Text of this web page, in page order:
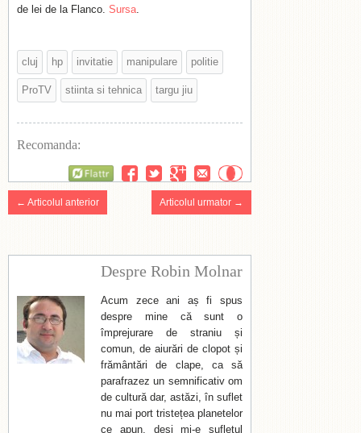
de lei de la Flanco. Sursa.
cluj hp invitatie manipulare politie
ProTV stiinta si tehnica targu jiu
Recomanda:
← Articolul anterior Articolul urmator →
Despre Robin Molnar
Acum zece ani aș fi spus
despre mine că sunt o
împrejurare de straniu și
comun, de aiurări de clopot și
frământări de clape, ca să
parafrazez un semnificativ om
de cultură dar, astăzi, în suflet
nu mai port tristețea planetelor
ce apun, deși mi-e sufletul